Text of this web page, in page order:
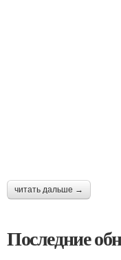
читать дальше →
Последние